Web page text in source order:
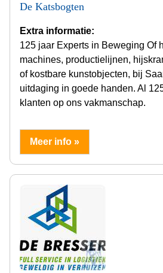
De Katsbogten
Extra informatie:
125 jaar Experts in Beweging Of
machines, productielijnen,
of kostbare kunstobjecten, bij
uitdaging in goede handen. Al
klanten op ons vakmanschap.
Meer info »